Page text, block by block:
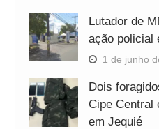
Lutador de
ação policial
1 de junho
Dois
Cipe Central
em Jequié